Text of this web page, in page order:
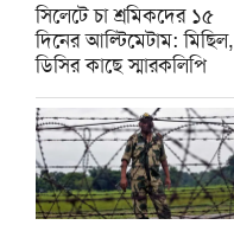
সিলেটে চা শ্রমিকদের ১৫
দিনের আল্টিমেটাম: মিছিল,
ডিসির কাছে স্মারকলিপি